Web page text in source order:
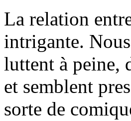
La relation
intrigante.
luttent à peine,
et semblent
sorte de